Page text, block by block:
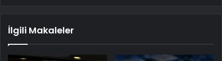
İlgili Makaleler